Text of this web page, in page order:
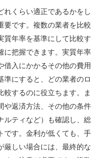
れくらい適正であるかをし
要です。複数の業者を比較
質年率を基準にして比較す
に把握できます。実質年率
借入にかかるその他の費用
準にすると、どの業者のロ
較するのに役立ちます。ま
や返済方法、その他の条件
ルティなど）も確認し、総
です。金利が低くても、手
厳しい場合には、最終的な